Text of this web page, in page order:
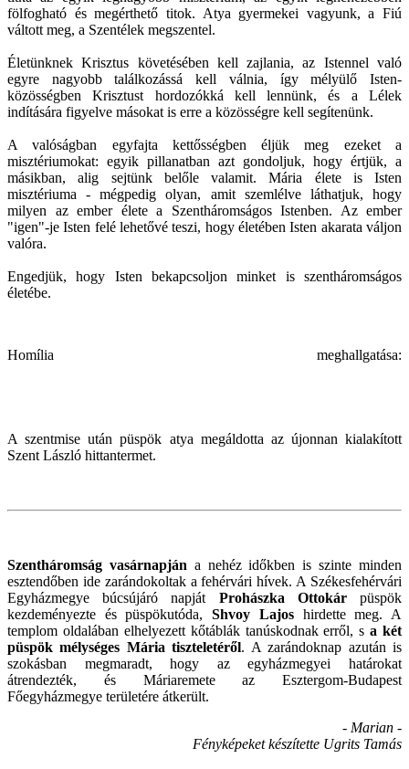
fölfogható és megérthető titok. Atya gyermekei vagyunk, a Fiú
váltott meg, a Szentélek megszentel.
Életünknek Krisztus követésében kell zajlania, az Istennel való
egyre nagyobb találkozássá kell válnia, így mélyülő Isten-
közösségben Krisztust hordozókká kell lennünk, és a Lélek
indítására figyelve másokat is erre a közösségre kell segítenünk.
A valóságban egyfajta kettősségben éljük meg ezeket a
misztériumokat: egyik pillanatban azt gondoljuk, hogy értjük, a
másikban, alig sejtünk belőle valamit. Mária élete is Isten
misztériuma - mégpedig olyan, amit szemlélve láthatjuk, hogy
milyen az ember élete a Szentháromságos Istenben. Az ember
"igen"-je Isten felé lehetővé teszi, hogy életében Isten akarata váljon
valóra.
Engedjük, hogy Isten bekapcsoljon minket is szentháromságos
életébe.
Homília meghallgatása:
A szentmise után püspök atya megáldotta az újonnan kialakított
Szent László hittantermet.
Szentháromság vasárnapján a nehéz időkben is szinte minden
esztendőben ide zarándokoltak a fehérvári hívek. A Székesfehérvári
Egyházmegye búcsújáró napját Prohászka Ottokárpüspök
kezdeményezte és püspökutóda,Shvoy Lajoshirdette meg. A
templom oldalában elhelyezett kőtáblák tanúskodnak erről, sa két
püspök mélységes Mária tiszteletéről. A zarándoknap azután is
szokásban megmaradt, hogy az egyházmegyei határokat
átrendezték, és Máriaremete az Esztergom-Budapest
Főegyházmegye területére átkerült.
- Marian -
Fényképeket készítette Ugrits Tamás